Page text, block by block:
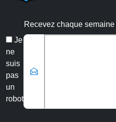
Recevez chaque
Je
ne
suis
pas
un
robot
Veuillez laisser ce champ
Email